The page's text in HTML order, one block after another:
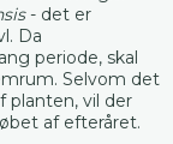
- det er
Da
periode, skal
Selvom det
planten, vil der
af efteråret.